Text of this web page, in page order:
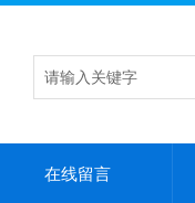
在线留言